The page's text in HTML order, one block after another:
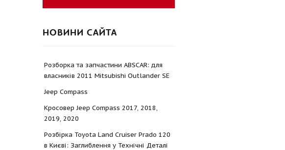
НОВИНИ САЙТА
Розборка та запчастини ABSCAR: для
власників 2011 Mitsubishi Outlander SE
Jeep Compass
Кросовер Jeep Compass 2017, 2018,
2019, 2020
Розбірка Toyota Land Cruiser Prado 120
в Києві: Заглиблення у Технічні Деталі